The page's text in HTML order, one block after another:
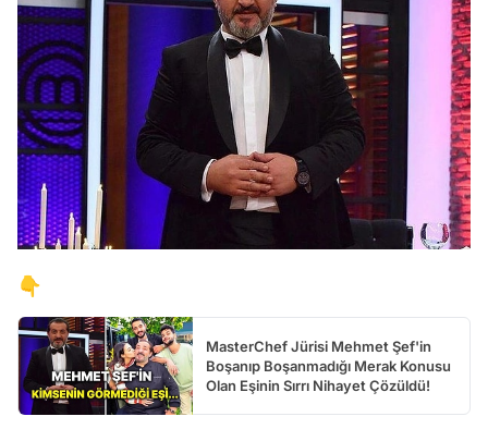
👇
MasterChef Jürisi Mehmet Şef'in
Boşanıp Boşanmadığı Merak Konusu
Olan Eşinin Sırrı Nihayet Çözüldü!